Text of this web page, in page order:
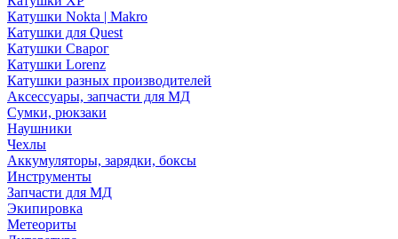
Катушки Nokta | Makro
Катушки для Quest
Катушки Сварог
Катушки Lorenz
Катушки разных производителей
Аксессуары, запчасти для МД
Сумки, рюкзаки
Наушники
Чехлы
Аккумуляторы, зарядки, боксы
Инструменты
Запчасти для МД
Экипировка
Метеориты